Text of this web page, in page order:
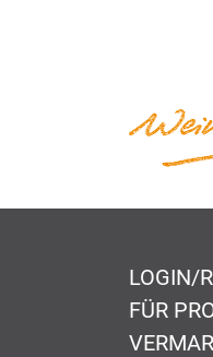
LOGIN/
FÜR